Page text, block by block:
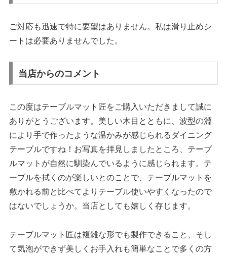
ご対応も迅速で特に要望はありません。私は滑り止めシ
ートは必要ありませんでした。
当店からのコメント
この度はテーブルマット匠をご購入いただきまして誠に
ありがとうございます。美しい木目とともに、波型の淵
により手で作ったような温かみが感じられるダイニング
テーブルですね！お写真を拝見しましたところ、テーブ
ルマットが自然に馴染んでいるように感じられます。テ
ーブルを拭くのが楽しいとのことで、テーブルマットを
敷かれる前と比べてよりテーブル使いやすくなったので
はないでしょうか。当店としても嬉しく存じます。
テーブルマット匠は複雑な形でも製作できること、そし
て気泡ができず美しくお手入れも簡単なことで多くの方